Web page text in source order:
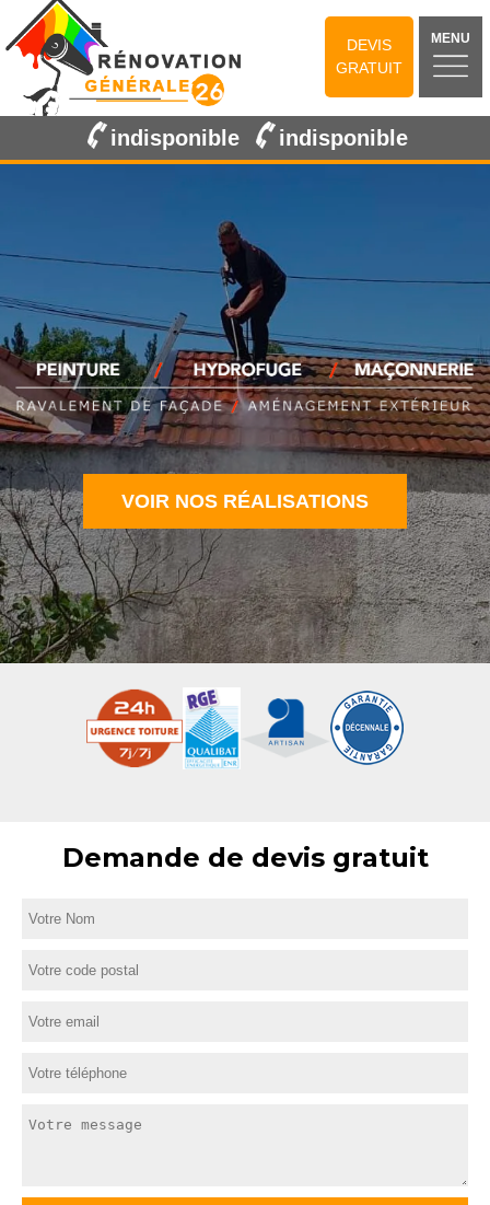
DEVIS
GRATUIT
MENU
indisponible indisponible
VOIR NOS RÉALISATIONS
Demande de devis gratuit